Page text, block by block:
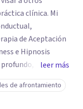
clínica. Mi
de Aceptación
e Hipnosis
También
y terapia
la búsqueda de
leer más
de afrontamiento